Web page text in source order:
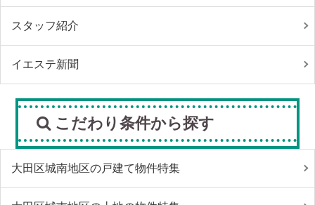
スタッフ紹介
イエステ新聞
こだわり条件から探す
大田区城南地区の戸建て物件特集